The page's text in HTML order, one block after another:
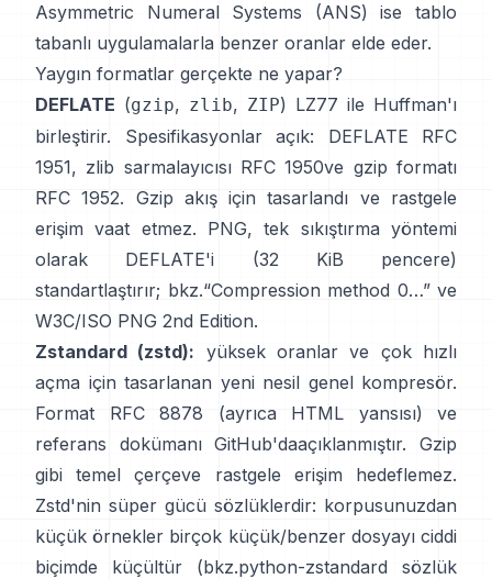
Asymmetric Numeral Systems (ANS)
ise tablo
tabanlı uygulamalarla benzer oranlar elde eder.
Yaygın formatlar gerçekte ne yapar?
DEFLATE (gzip, zlib, ZIP) LZ77 ile Huffman'ı
birleştirir. Spesifikasyonlar açık: DEFLATE
RFC
1951, zlib sarmalayıcısı RFC 1950ve gzip formatı
RFC 1952. Gzip akış için tasarlandı ve rastgele
erişim vaat etmez. PNG, tek sıkıştırma yöntemi
olarak DEFLATE'i (32 KiB pencere)
standartlaştırır; bkz.“Compression method 0…” ve
W3C/ISO PNG 2nd Edition.
Zstandard (zstd): yüksek oranlar ve çok hızlı
açma için tasarlanan yeni nesil genel kompresör.
Format
RFC 8878 (ayrıca HTML yansısı) ve
referans dokümanı GitHub'daaçıklanmıştır. Gzip
gibi temel çerçeve
rastgele erişim hedeflemez.
Zstd'nin süper gücü sözlüklerdir: korpusunuzdan
küçük örnekler birçok küçük/benzer dosyayı ciddi
biçimde küçültür (bkz.python-zstandard sözlük